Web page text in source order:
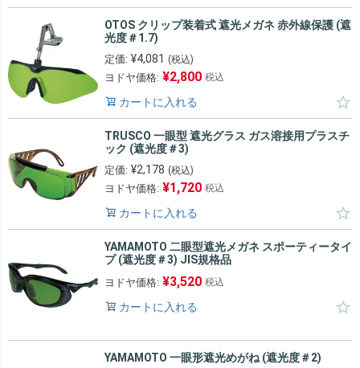
OTOS クリップ装着式 遮光メガネ 赤外線保護 (遮
光度＃1.7)
定価: ¥4,081 (税込)
ヨドヤ価格: ¥2,800 税込
カートに入れる
TRUSCO 一眼型 遮光グラス ガス溶接用プラスチ
ック (遮光度＃3)
定価: ¥2,178 (税込)
ヨドヤ価格: ¥1,720 税込
カートに入れる
YAMAMOTO 二眼型遮光メガネ スポーティータイ
プ (遮光度＃3) JIS規格品
ヨドヤ価格: ¥3,520 税込
カートに入れる
YAMAMOTO 一眼形遮光めがね (遮光度＃2)